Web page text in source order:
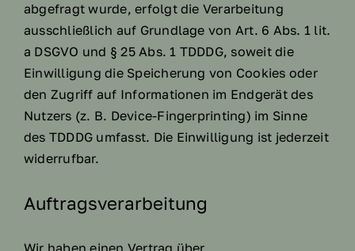
abgefragt wurde, erfolgt die Verarbeitung
ausschließlich auf Grundlage von Art. 6 Abs. 1 lit.
a DSGVO und § 25 Abs. 1 TDDDG, soweit die
Einwilligung die Speicherung von Cookies oder
den Zugriff auf Informationen im Endgerät des
Nutzers (z. B. Device-Fingerprinting) im Sinne
des TDDDG umfasst. Die Einwilligung ist jederzeit
widerrufbar.
Auftragsverarbeitung
Wir haben einen Vertrag über